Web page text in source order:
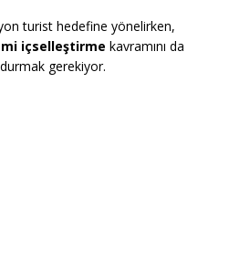
turist hedefine yönelirken,
içselleştirme kavramını da
gerekiyor.